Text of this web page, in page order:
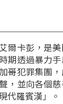
爾卡彭，是
期透過暴力
哥犯罪集團
，並向各個
代羅賓漢」。